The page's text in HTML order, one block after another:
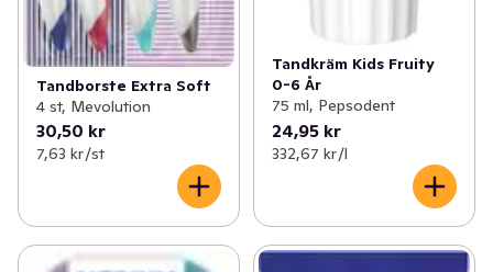
Tandborste Extra Soft
4 st, Mevolution
30,50 kr
7,63 kr /st
Tandkräm Kids Fruity
0-6 År
75 ml, Pepsodent
24,95 kr
332,67 kr /l